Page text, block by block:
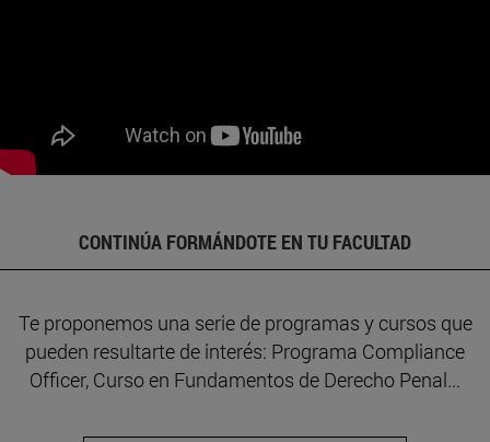
CONTINÚA FORMÁNDOTE EN TU FACULTAD
Te proponemos una serie de programas y cursos que
pueden resultarte de interés: Programa Compliance
Officer, Curso en Fundamentos de Derecho Penal...